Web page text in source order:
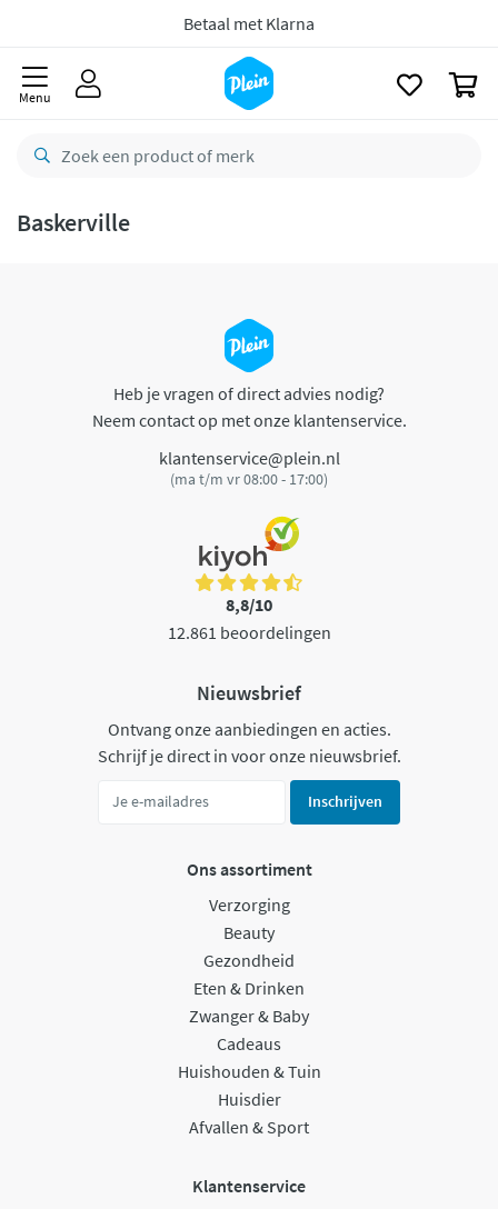
Betaal met Klarna
Menu
Baskerville
Heb je vragen of direct advies nodig?
Neem contact op met onze klantenservice.
klantenservice@plein.nl
(ma t/m vr 08:00 - 17:00)
8,8/10
12.861 beoordelingen
Nieuwsbrief
Ontvang onze aanbiedingen en acties.
Schrijf je direct in voor onze nieuwsbrief.
Inschrijven
Ons assortiment
Verzorging
Beauty
Gezondheid
Eten & Drinken
Zwanger & Baby
Cadeaus
Huishouden & Tuin
Huisdier
Afvallen & Sport
Klantenservice